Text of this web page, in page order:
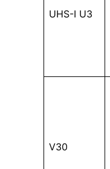
UHS-I U3
V30